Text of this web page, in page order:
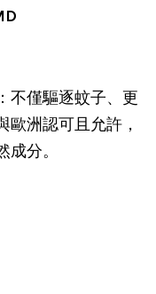
不僅驅逐蚊子、更
歐洲認可且允許，
分。